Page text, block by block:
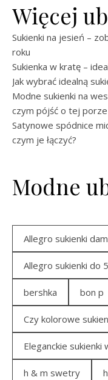
Więcej
Sukienki na jesień –
roku
Sukienka w kratę –
Jak wybrać idealną
Modne sukienki na
czym pójść o tej
Satynowe spódnice
czym je łączyć?
Modne
Allegro sukienki
Allegro sukienki do
bershka bon p
Czy kolorowe
Eleganckie sukienki
h & m swetry